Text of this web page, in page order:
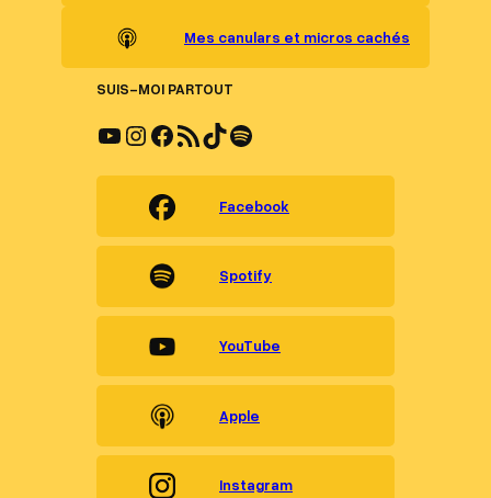
Mes canulars et micros cachés
SUIS-MOI PARTOUT
YouTube Instagram Facebook Flux RSS TikTok Spotify
Facebook
Spotify
YouTube
Apple
Instagram